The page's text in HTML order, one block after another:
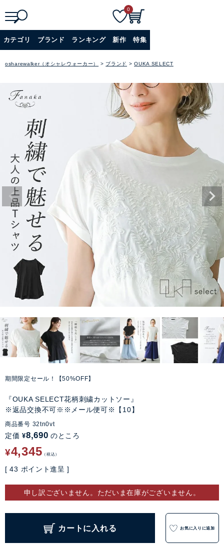
詳細検索
0
カテゴリ ブランド ランキング 新作 特集
osharewalker（オシャレウォーカー） ブランド OUKA SELECT
期間限定セール！【50%OFF】
『OUKA SELECT花柄刺繍カットソー』
※返品交換不可※※メール便可※【10】
商品番号 32tn0vt
定価 ¥8,690 のところ
¥4,345 税込
[ 43 ポイント進呈 ]
申し訳ございません。ただいま在庫がございません。
カートに入れる お気に入りに追加